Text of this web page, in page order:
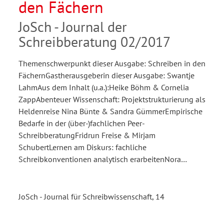
den Fächern
JoSch - Journal der
Schreibberatung 02/2017
Themenschwerpunkt dieser Ausgabe: Schreiben in den
FächernGastherausgeberin dieser Ausgabe: Swantje
LahmAus dem Inhalt (u.a.):Heike Böhm & Cornelia
ZappAbenteuer Wissenschaft: Projektstrukturierung als
Heldenreise Nina Bünte & Sandra GümmerEmpirische
Bedarfe in der (über-)fachlichen Peer-
SchreibberatungFridrun Freise & Mirjam
SchubertLernen am Diskurs: fachliche
Schreibkonventionen analytisch erarbeitenNora…
JoSch - Journal für Schreibwissenschaft, 14